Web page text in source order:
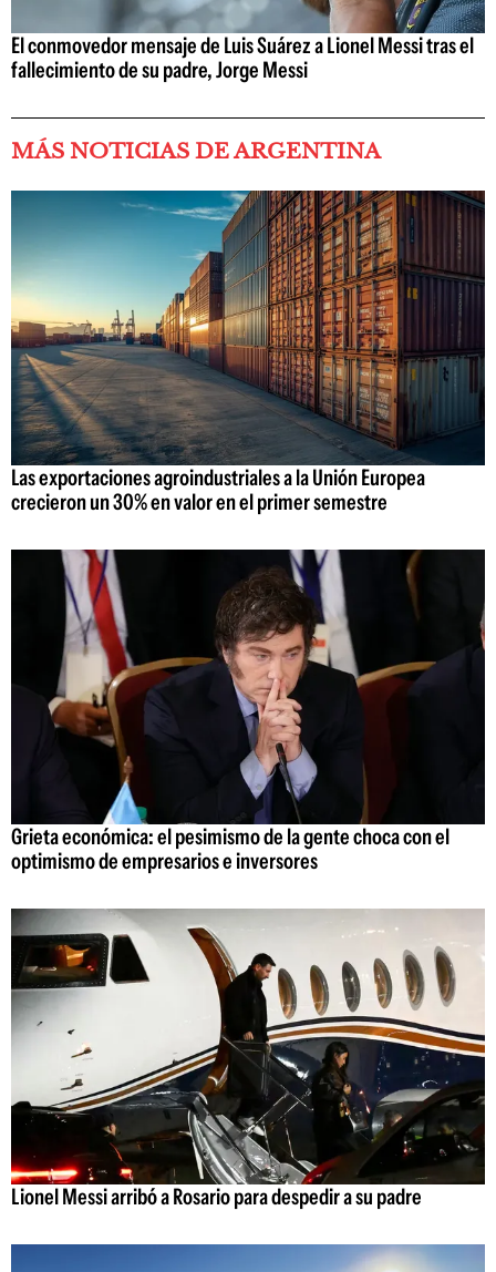
El conmovedor mensaje de Luis Suárez a Lionel Messi tras el
fallecimiento de su padre, Jorge Messi
MÁS NOTICIAS DE ARGENTINA
Las exportaciones agroindustriales a la Unión Europea
crecieron un 30% en valor en el primer semestre
Grieta económica: el pesimismo de la gente choca con el
optimismo de empresarios e inversores
Lionel Messi arribó a Rosario para despedir a su padre